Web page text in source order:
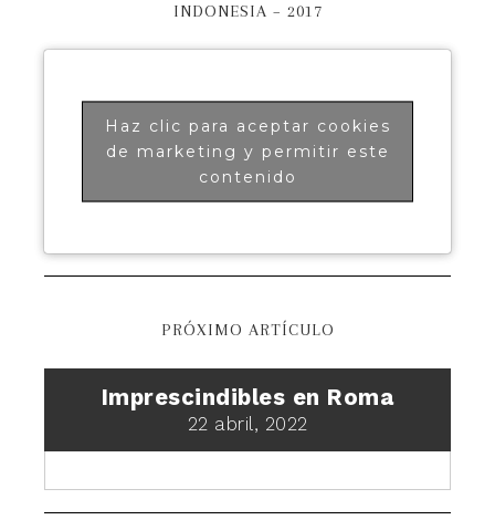
INDONESIA – 2017
Haz clic para aceptar cookies
de marketing y permitir este
contenido
PRÓXIMO ARTÍCULO
Imprescindibles en Roma
22 abril, 2022